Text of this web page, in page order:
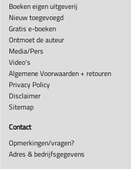
Boeken eigen uitgeverij
Nieuw toegevoegd
Gratis e-boeken
Ontmoet de auteur
Media/Pers
Video's
Algemene Voorwaarden + retouren
Privacy Policy
Disclaimer
Sitemap
Contact
Opmerkingen/vragen?
Adres & bedrijfsgegevens